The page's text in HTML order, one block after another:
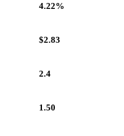
4.22%
$2.83
2.4
1.50